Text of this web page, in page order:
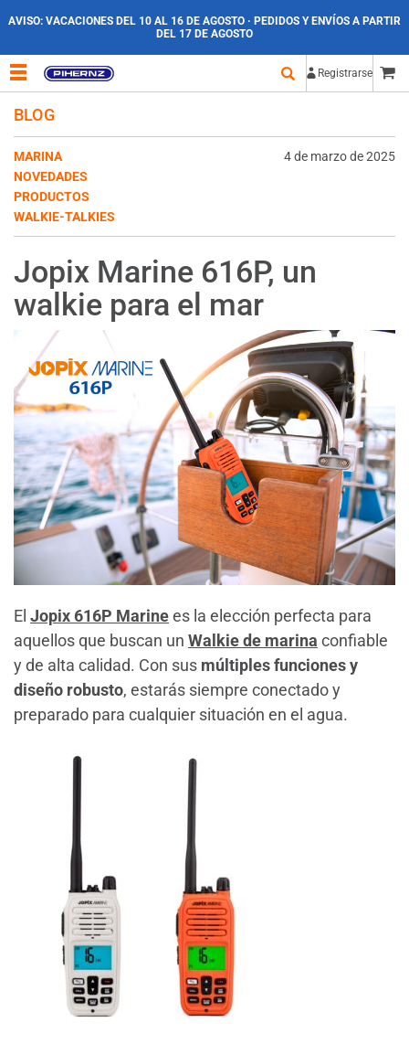
AVISO: VACACIONES DEL 10 AL 16 DE AGOSTO · PEDIDOS Y ENVÍOS A PARTIR
DEL 17 DE AGOSTO
Registrarse
BLOG
MARINA
NOVEDADES
PRODUCTOS
WALKIE-TALKIES
4 de marzo de 2025
Jopix Marine 616P, un
walkie para el mar
El Jopix 616P Marinees la elección perfecta para
aquellos que buscan un Walkie de marina confiable
y de alta calidad. Con sus múltiples funciones y
diseño robusto, estarás siempre conectado y
preparado para cualquier situación en el agua.